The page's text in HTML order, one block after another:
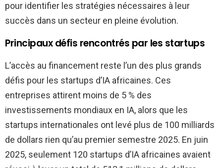
pour identifier les stratégies nécessaires à leur
succès dans un secteur en pleine évolution.
Principaux défis rencontrés par les startups
L’accès au financement reste l’un des plus grands
défis pour les startups d’IA africaines. Ces
entreprises attirent moins de 5 % des
investissements mondiaux en IA, alors que les
startups internationales ont levé plus de 100 milliards
de dollars rien qu’au premier semestre 2025. En juin
2025, seulement 120 startups d’IA africaines avaient